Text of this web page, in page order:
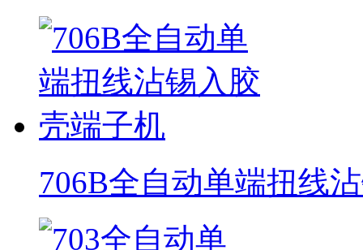
706B全自动单端扭线